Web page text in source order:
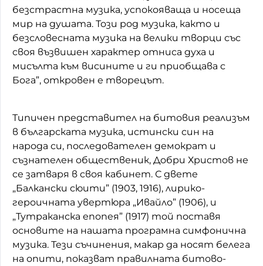
безстрастна музика, успокояваща и носеща
мир на душата. Този род музика, както и
безсловесната музика на велики творци със
своя възвишен характер отниса духа и
мисълта към висините и ги приобщава с
Бога”, откровен е творецът.
Типичен представител на битовия реализъм
в българската музика, истински син на
народа си, последователен демократ и
съзнателен общественик, Добри Христов не
се затваря в своя кабинет. С двете
„Балкански сюити” (1903, 1916), лирико-
героичната увертюра „Ивайло” (1906), и
„Тутраканска епопея” (1917) той поставя
основите на нашата програмна симфонична
музика. Тези съчинения, макар да носят белега
на опити, показват правилната битово-